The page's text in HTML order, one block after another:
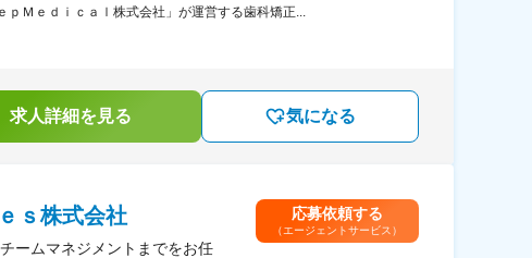
Ｍｅｄｉｃａｌ株式会社」が運営する歯科矯正...
求人詳細を見る 気になる
ｓ株式会社
ームマネジメントまでをお任
応募依頼する
（エージェントサービス）